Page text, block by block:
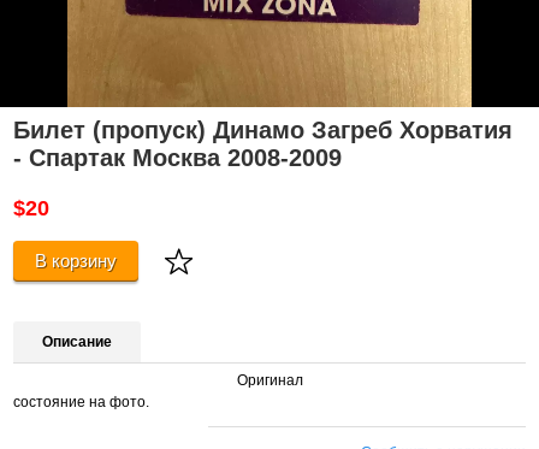
Билет (пропуск) Динамо Загреб Хорватия
- Спартак Москва 2008-2009
$20
В корзину
Описание
Оригинал
состояние на фото.